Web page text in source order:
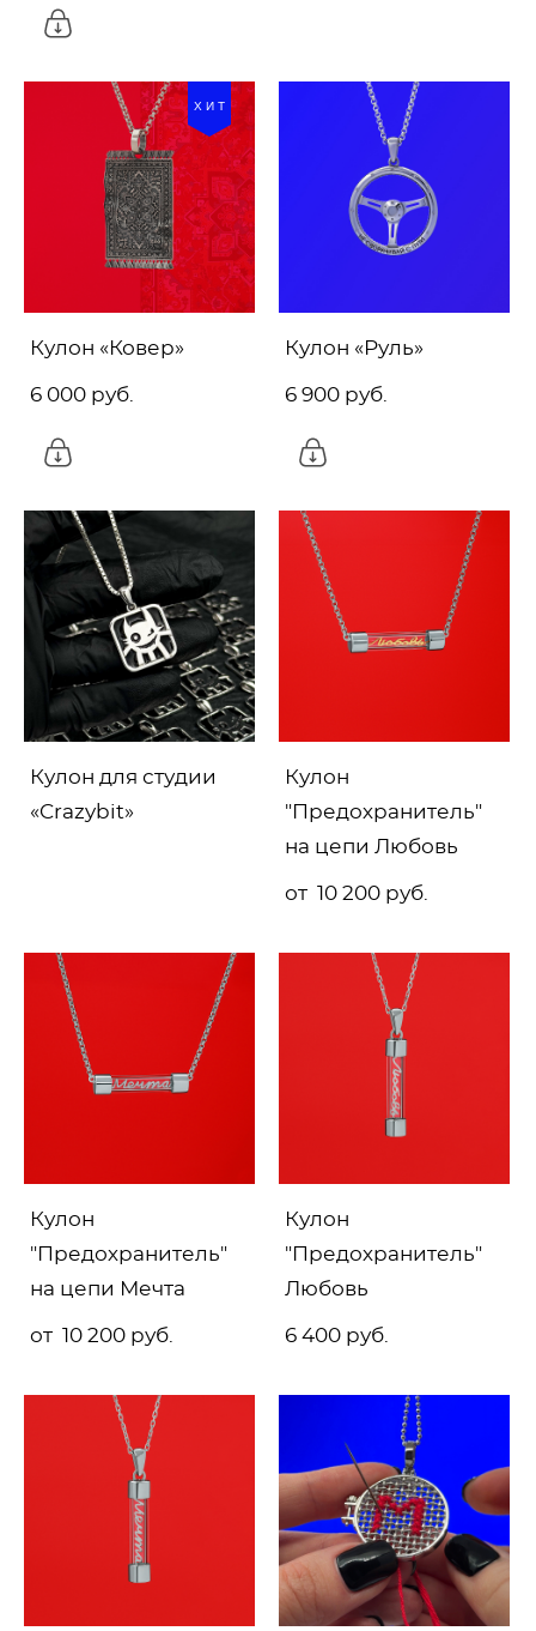
ХИТ
Кулон «Ковер»
6 000 pуб.
Кулон «Руль»
6 900 pуб.
Кулон для студии
«Crazybit»
Кулон
"Предохранитель"
на цепи Любовь
от 10 200 pуб.
Кулон
"Предохранитель"
на цепи Мечта
от 10 200 pуб.
Кулон
"Предохранитель"
Любовь
6 400 pуб.